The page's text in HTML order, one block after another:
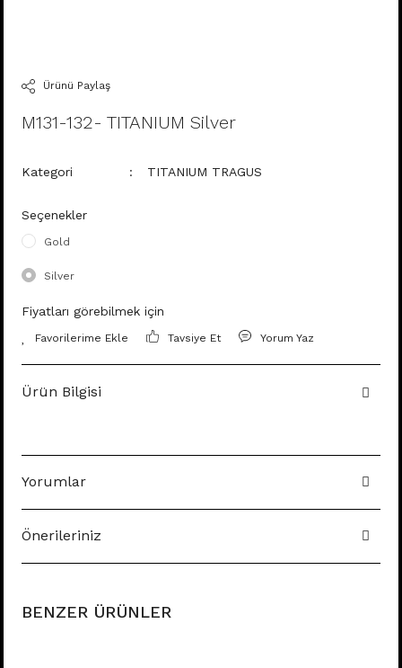
Ürünü Paylaş
M131-132- TITANIUM Silver
Kategori TITANIUM TRAGUS
Seçenekler
Gold
Silver
Fiyatları görebilmek için
Tavsiye Et Yorum Yaz
Ürün Bilgisi
Yorumlar
Önerileriniz
BENZER ÜRÜNLER